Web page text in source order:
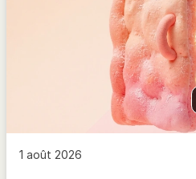
1 août 2026